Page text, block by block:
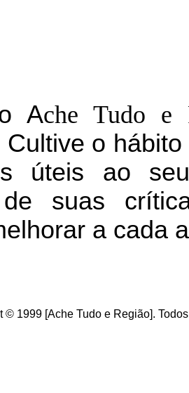
Ache Tudo e
Cultive o
úteis ao
de suas
a cada
© 1999 [Ache Tudo e Região].